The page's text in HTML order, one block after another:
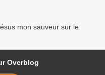
mon sauveur sur le
Overblog